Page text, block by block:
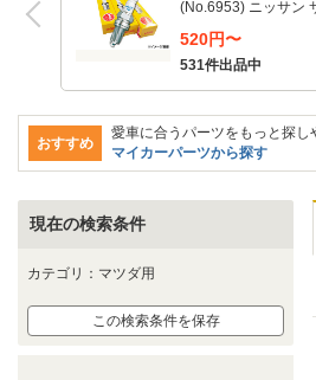
(No.6953) ニッサン
520円〜
531件出品中
おすすめ
愛車に合うパーツをもっと探し
マイカーパーツから探す
現在の検索条件
カテゴリ：マツダ用
この検索条件を保存